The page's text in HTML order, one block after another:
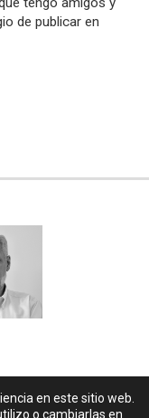
de publicar en
en este sitio web.
o cambiarlas en